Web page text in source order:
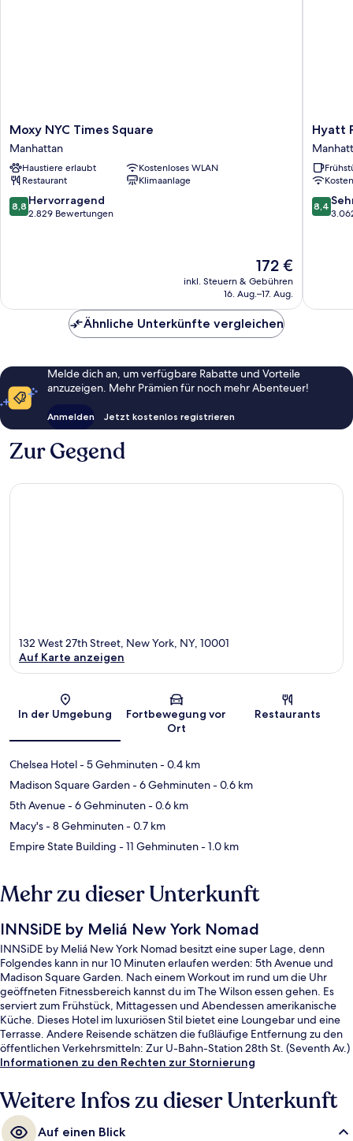
Moxy
NYC
Times
Square
Manhattan
Moxy NYC Times Square
Manhattan
Haustiere erlaubt
Kostenloses WLAN
Restaurant
Klimaanlage
8.8
von
8,8 Hervorragend
2.829 Bewertungen
Der
Preis
beträgt
172 €
inkl. Steuern & Gebühren
16. Aug.–17. Aug.
Hyatt
Place
New
York
/
Chelsea
Hyatt
8.4
von
8,4
Ähnliche Unterkünfte vergleichen
Melde dich an, um verfügbare Rabatte und Vorteile
anzuzeigen. Mehr Prämien für noch mehr Abenteuer!
Anmelden Jetzt kostenlos registrieren
Zur Gegend
Karte
132 West 27th Street, New York, NY, 10001
Auf Karte anzeigen
In der Umgebung
Fortbewegung vor
Ort
Restaurants
Chelsea Hotel- 5 Gehminuten- 0.4 km
Madison Square Garden- 6 Gehminuten- 0.6 km
5th Avenue- 6 Gehminuten- 0.6 km
Macy's- 8 Gehminuten- 0.7 km
Empire State Building - 11 Gehminuten- 1.0 km
Mehr zu dieser Unterkunft
INNSiDE by Meliá New York Nomad
INNSiDE by Meliá New York Nomad besitzt eine super Lage, denn
Folgendes kann in nur 10 Minuten erlaufen werden: 5th Avenue und
Madison Square Garden. Nach einem Workout im rund um die Uhr
geöffneten Fitnessbereich kannst du im The Wilson essen gehen. Es
serviert zum Frühstück, Mittagessen und Abendessen amerikanische
Küche. Dieses Hotel im luxuriösen Stil bietet eine Loungebar und eine
Terrasse. Andere Reisende schätzen die fußläufige Entfernung zu den
öffentlichen Verkehrsmitteln: Zur U-Bahn-Station 28th St. (Seventh Av.)
sind es 2 und zur U-Bahn-Station 28th St. (Broadway) sind es 5
Informationen zu den Rechten zur Stornierung
Weitere Infos zu dieser Unterkunft
Auf einen Blick